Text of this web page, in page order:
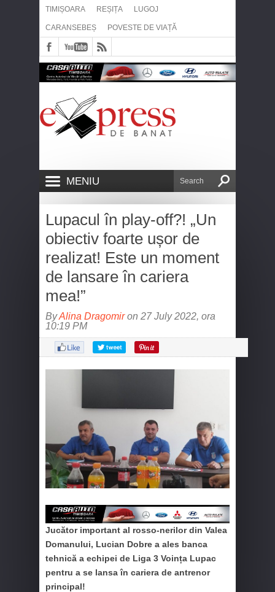
TIMIȘOARA REȘIȚA LUGOJ
CARANSEBEȘ POVESTE DE VIAȚĂ
MENIU
Lupacul în play-off?! „Un
obiectiv foarte ușor de
realizat! Este un moment
de lansare în cariera
mea!”
ByAlina Dragomiron 27 July 2022, ora
10:19 PM
Jucător important al rosso-nerilor din Valea
Domanului, Lucian Dobre a ales banca
tehnică a echipei de Liga 3 Voința Lupac
pentru a se lansa în cariera de antrenor
principal!